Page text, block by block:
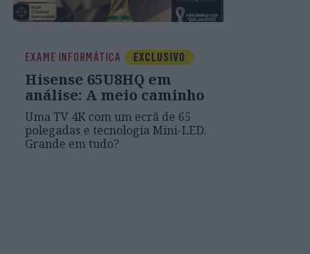
EXAME INFORMÁTICA EXCLUSIVO
Hisense 65U8HQ em
análise: A meio caminho
Uma TV 4K com um ecrã de 65
polegadas e tecnologia Mini-LED.
Grande em tudo?